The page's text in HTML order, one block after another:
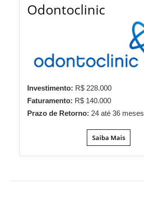
Odontoclinic
Investimento: R$ 228.000
Faturamento: R$ 140.000
Prazo de Retorno: 24 até 36 meses
Saiba Mais